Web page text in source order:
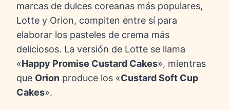
marcas de dulces coreanas más populares,
Lotte y Orion, compiten entre sí para
elaborar los pasteles de crema más
deliciosos. La versión de Lotte se llama
«Happy Promise Custard Cakes», mientras
que Orion produce los «Custard Soft Cup
Cakes».